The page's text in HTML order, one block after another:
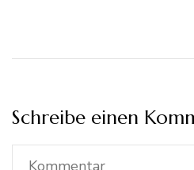
Schreibe einen